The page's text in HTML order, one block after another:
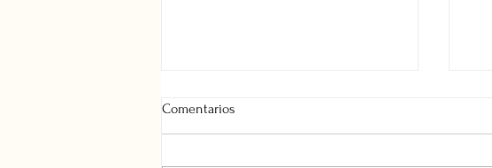
Comentarios